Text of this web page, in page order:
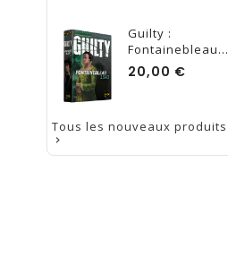
Guilty :
Fontainebleau...
20,00 €
Tous les nouveaux produits
